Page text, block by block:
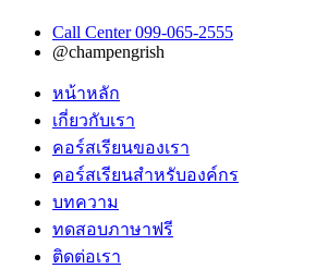
Call Center 099-065-2555
@champengrish
หน้าหลัก
เกี่ยวกับเรา
คอร์สเรียนของเรา
คอร์สเรียนสำหรับองค์กร
บทความ
ทดสอบภาษาฟรี
ติดต่อเรา